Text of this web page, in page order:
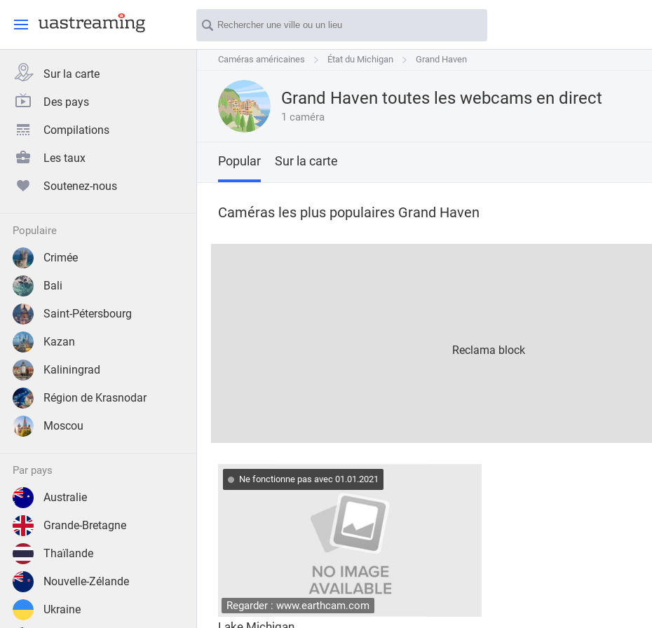
Sur la carte
Des pays
Compilations
Les taux
Soutenez-nous
populaire
Crimée
Bali
Saint-Pétersbourg
Kazan
Kaliningrad
Région de Krasnodar
Moscou
par pays
Australie
Grande-Bretagne
Thaïlande
Nouvelle-Zélande
Ukraine
Caméras américaines État du Michigan Grand Haven
Caméras américaines État du Michigan Grand Haven
Grand Haven toutes les webcams en direct
1 caméra
Popular Sur la carte
Caméras les plus populaires Grand Haven
Ne fonctionne pas avec 01.01.2021
Regarder : www.earthcam.com